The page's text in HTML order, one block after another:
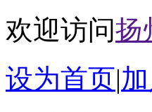
欢迎访问扬
设为首页|